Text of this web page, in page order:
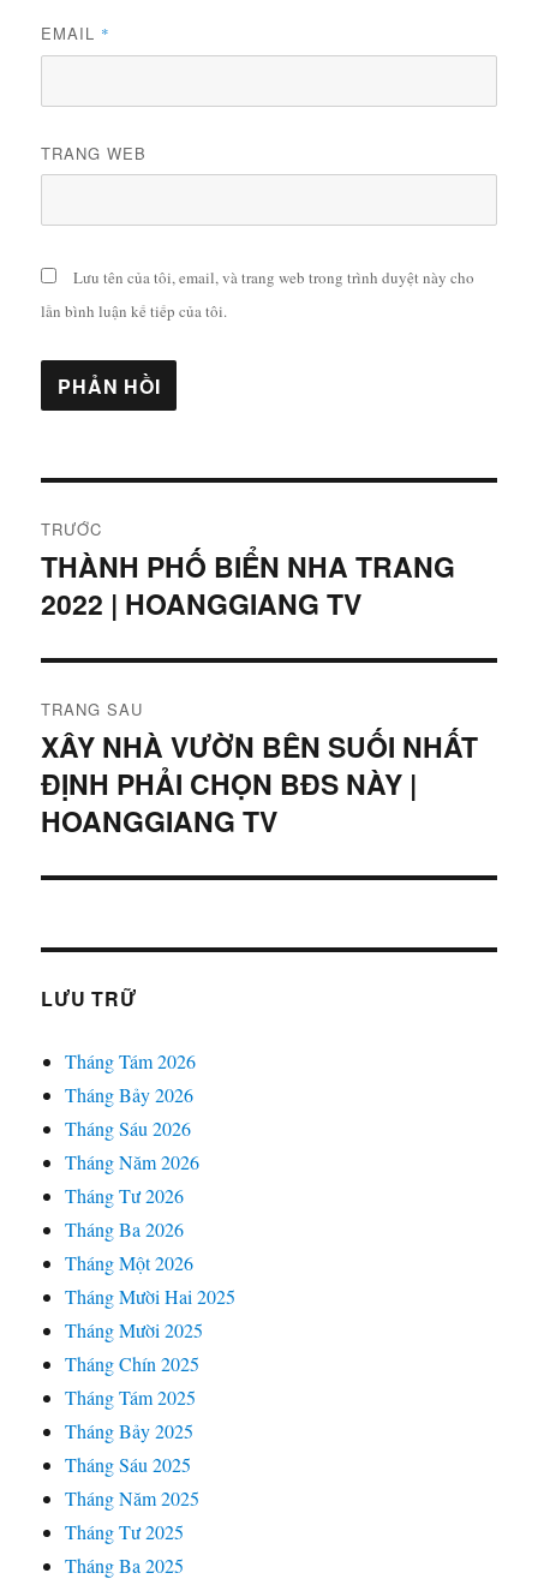
EMAIL *
TRANG WEB
Lưu tên của tôi, email, và trang web trong trình duyệt này cho
lần bình luận kế tiếp của tôi.
hướng
bài
viết
TRƯỚC
Bài
viết
THÀNH PHỐ BIỂN NHA TRANG
2022 | HOANGGIANG TV
TRANG SAU
Bài
tiếp
theo:
XÂY NHÀ VƯỜN BÊN SUỐI NHẤT
ĐỊNH PHẢI CHỌN BĐS NÀY |
HOANGGIANG TV
LƯU TRỮ
Tháng Tám 2026
Tháng Bảy 2026
Tháng Sáu 2026
Tháng Năm 2026
Tháng Tư 2026
Tháng Ba 2026
Tháng Một 2026
Tháng Mười Hai 2025
Tháng Mười 2025
Tháng Chín 2025
Tháng Tám 2025
Tháng Bảy 2025
Tháng Sáu 2025
Tháng Năm 2025
Tháng Tư 2025
Tháng Ba 2025